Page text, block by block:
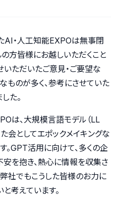
AI・人工知能EXPOは無事閉
方皆様にお越しいただくこと
いただいたご意見・ご要望な
ものが多く、参考にさせていた
た。
は、大規模言語モデル（LL
会としてエポックメイキングな
。GPT活用に向けて、多くの企
を抱き、熱心に情報を収集さ
社でもこうした皆様のお力に
考えています。